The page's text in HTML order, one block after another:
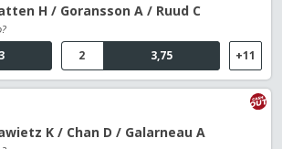
H / Goransson A / Ruud C
3,75
2 +11
K / Chan D / Galarneau A